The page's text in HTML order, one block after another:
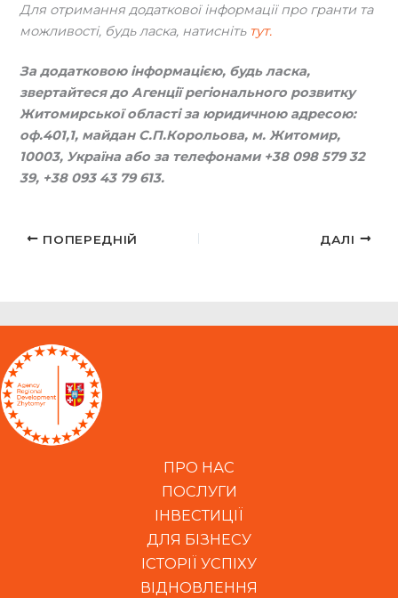
Для отримання додаткової інформації про гранти та
можливості, будь ласка, натиснітьтут.
За додатковою інформацією, будь ласка,
звертайтеся до Агенції регіонального розвитку
Житомирської області за юридичною адресою:
оф.401,1, майдан С.П.Корольова, м. Житомир,
10003, Україна або за телефонами +38 098 579 32
39, +38 093 43 79 613.
ПОПЕРЕДНІЙ ДАЛІ
ПРО НАС
ПОСЛУГИ
ІНВЕСТИЦІЇ
ДЛЯ БІЗНЕСУ
ІСТОРІЇ УСПІХУ
ВІДНОВЛЕННЯ